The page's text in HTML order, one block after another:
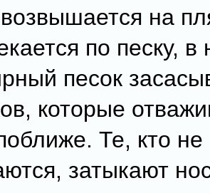
возвышается на
по песку, в
песок
которые
Те, кто не
затыкают